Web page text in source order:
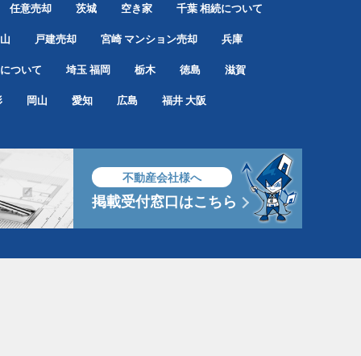
任意売却 茨城 空き家 千葉相続について
戸建売却 宮崎 マンション売却 兵庫
ついて 埼玉福岡 栃木 徳島 滋賀
岡山 愛知 広島 福井大阪
不動産会社様へ
掲載受付窓口はこちら